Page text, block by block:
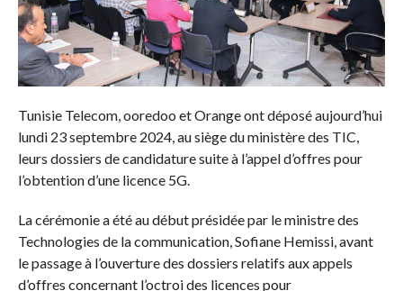
Tunisie Telecom, ooredoo et Orange ont déposé aujourd’hui
lundi 23 septembre 2024, au siège du ministère des TIC,
leurs dossiers de candidature suite à l’appel d’offres pour
l’obtention d’une licence 5G.
La cérémonie a été au début présidée par le ministre des
Technologies de la communication, Sofiane Hemissi, avant
le passage à l’ouverture des dossiers relatifs aux appels
d’offres concernant l’octroi des licences pour